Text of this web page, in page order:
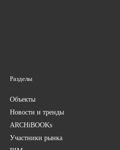
Разделы
Объекты
Новости и тренды
ARCHiBOOKs
Участники рынка